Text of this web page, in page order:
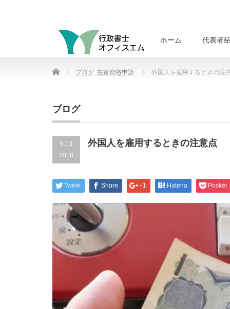
ホーム 代表者
Home ブログ, 在留資格申請 外国人を雇用するときの注
ブログ
6.13
2018
外国人を雇用するときの注意点
Tweet Share +1 Hatena Pocket